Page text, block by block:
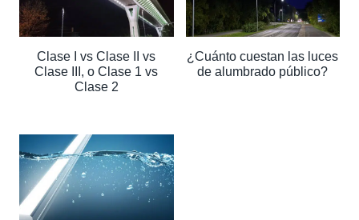
Clase I vs Clase II vs
Clase III, o Clase 1 vs
Clase 2
¿Cuánto cuestan las luces
de alumbrado público?